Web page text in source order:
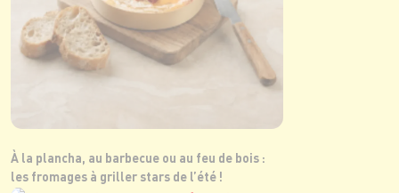
À la plancha, au barbecue ou au feu de bois :
les fromages à griller stars de l’été !